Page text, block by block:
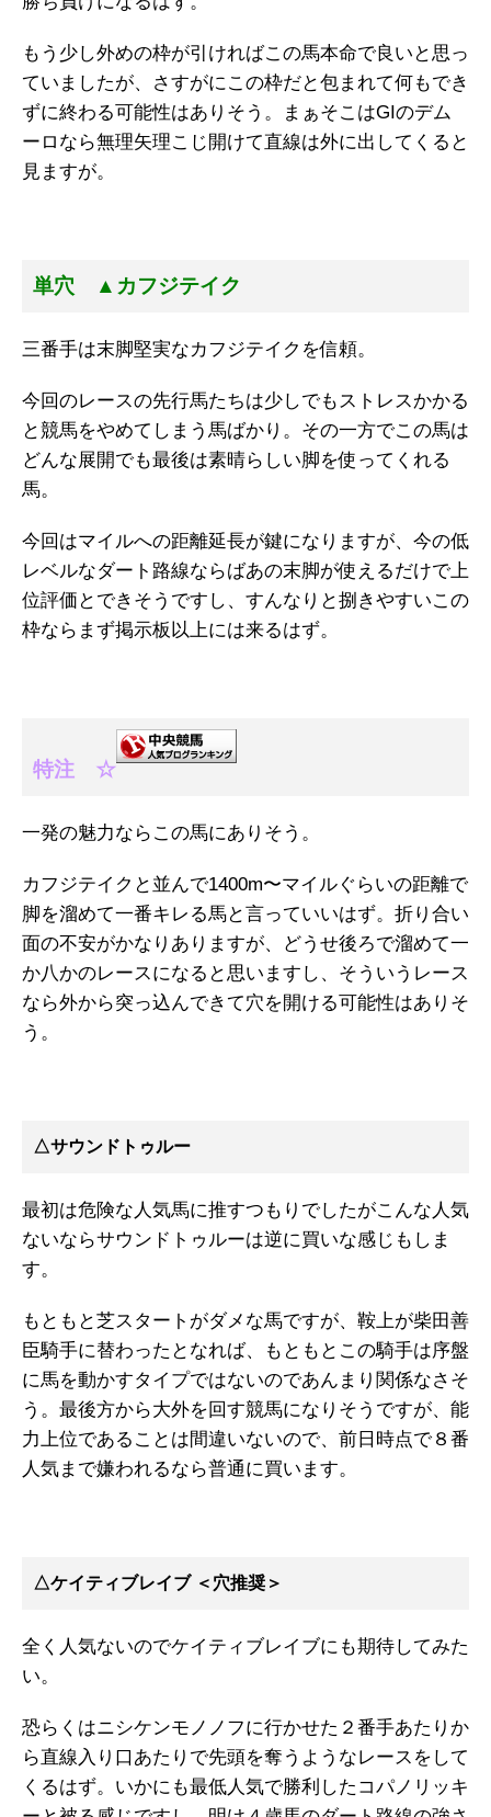
もう少し外めの枠が引ければこの馬本命で良いと思っ
ていましたが、さすがにこの枠だと包まれて何もでき
ずに終わる可能性はありそう。まぁそこはGIのデム
ーロなら無理矢理こじ開けて直線は外に出してくると
見ますが。
単穴 ▲カフジテイク
三番手は末脚堅実なカフジテイクを信頼。
今回のレースの先行馬たちは少しでもストレスかかる
と競馬をやめてしまう馬ばかり。その一方でこの馬は
どんな展開でも最後は素晴らしい脚を使ってくれる
馬。
今回はマイルへの距離延長が鍵になりますが、今の低
レベルなダート路線ならばあの末脚が使えるだけで上
位評価とできそうですし、すんなりと捌きやすいこの
枠ならまず掲示板以上には来るはず。
特注 ☆
一発の魅力ならこの馬にありそう。
カフジテイクと並んで1400m〜マイルぐらいの距離で
脚を溜めて一番キレる馬と言っていいはず。折り合い
面の不安がかなりありますが、どうせ後ろで溜めて一
か八かのレースになると思いますし、そういうレース
なら外から突っ込んできて穴を開ける可能性はありそ
う。
△サウンドトゥルー
最初は危険な人気馬に推すつもりでしたがこんな人気
ないならサウンドトゥルーは逆に買いな感じもしま
す。
もともと芝スタートがダメな馬ですが、鞍上が柴田善
臣騎手に替わったとなれば、もともとこの騎手は序盤
に馬を動かすタイプではないのであんまり関係なさそ
う。最後方から大外を回す競馬になりそうですが、能
力上位であることは間違いないので、前日時点で８番
人気まで嫌われるなら普通に買います。
△ケイティブレイブ ＜穴推奨＞
全く人気ないのでケイティブレイブにも期待してみた
い。
恐らくはニシケンモノノフに行かせた２番手あたりか
ら直線入り口あたりで先頭を奪うようなレースをして
くるはず。いかにも最低人気で勝利したコパノリッキ